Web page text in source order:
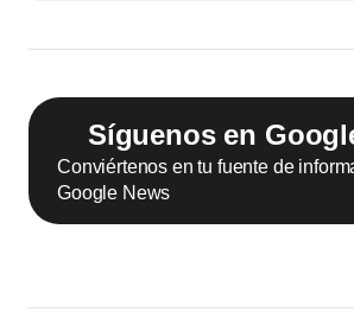
Síguenos en
Conviértenos en tu fuente de
Google News